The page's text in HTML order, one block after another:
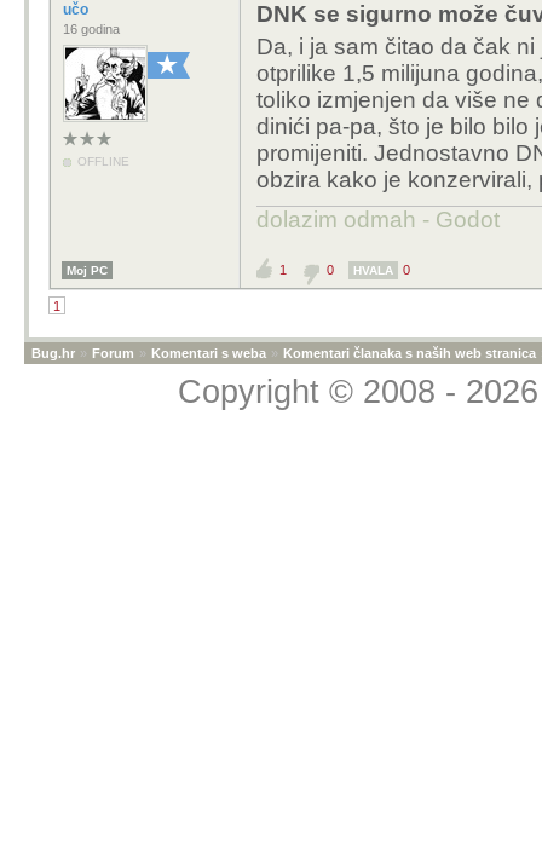
učo
16 godina
OFFLINE
DNK se sigurno može
Da, i ja sam čitao da čak
otprilike 1,5 milijuna
toliko izmjenjen da više ne
dinići pa-pa, što je bilo bilo
promijeniti. Jednostavno
obzira kako je konzervirali,
dolazim odmah - Godot
Moj PC 1 0 HVALA 0
1
Bug.hr » Forum » Komentari s weba » Komentari članaka s naših web stranica
Copyright © 2008 -